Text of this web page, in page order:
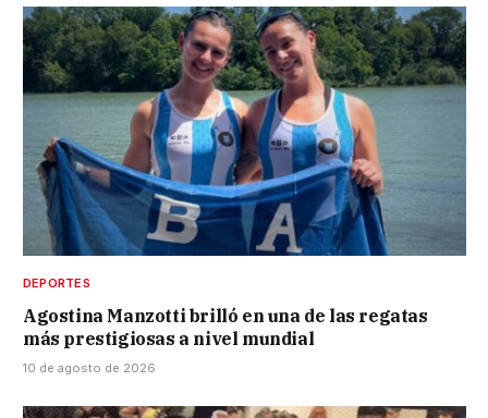
DEPORTES
Agostina Manzotti brilló en una de las regatas
más prestigiosas a nivel mundial
10 de agosto de 2026